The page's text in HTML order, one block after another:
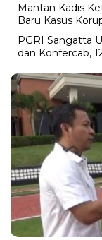
Mantan Kadis
Baru Kasus
PGRI Sangatta
dan Konfercab,